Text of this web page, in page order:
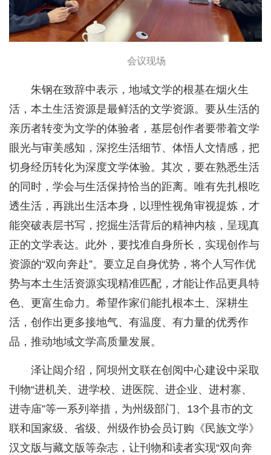
会议现场
朱钢在致辞中表示，地域文学的根基在烟火生
活，本土生活资源是最鲜活的文学资源。要从生活的
亲历者转变为文学的体验者，基层创作者要带着文学
眼光与审美感知，深挖生活细节、体悟人文情感，把
切身经历转化为深度文学体验。其次，要在熟悉生活
的同时，学会与生活保持恰当的距离。唯有先扎根吃
透生活，再跳出生活本身，以理性视角审视提炼，才
能突破表层书写，挖掘生活背后的精神内核，呈现真
正的文学表达。此外，要找准自身所长，实现创作与
资源的“双向奔赴”。要立足自身优势，将个人写作优
势与本土生活资源实现精准匹配，才能让作品更具特
色、更富生命力。希望作家们能扎根本土、深耕生
活，创作出更多接地气、有温度、有力量的优秀作
品，推动地域文学高质量发展。
泽让闼介绍，阿坝州文联在创阅中心建设中采取
刊物“进机关、进学校、进医院、进企业、进村寨、
进寺庙”等一系列举措，为州级部门、13个县市的文
联和国家级、省级、州级作协会员订购《民族文学》
汉文版与藏文版等杂志，让刊物和读者实现“双向奔